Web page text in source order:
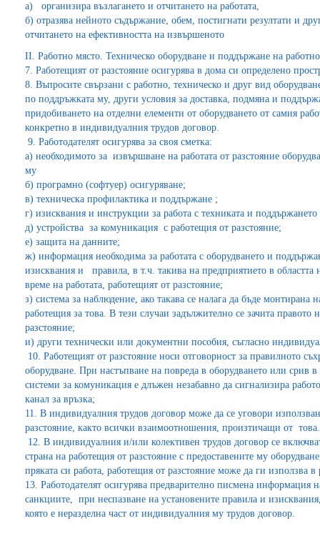
а) организира възлагането и отчитането на работата,
б) отразява нейното съдържание, обем, постигнати резултати и
отчитането на ефективността на извършеното
ІІ. Работно място. Техническо оборудване и поддържане на
7. Работещият от разстояние осигурява в дома си определено
8. Въпросите свързани с работно, техническо и друг вид
по поддръжката му, други условия за доставка, подмяна и
придобиването на отделни елементи от оборудването от самия
конкретно в индивидуалния трудов договор.
9. Работодателят осигурява за своя сметка:
а) необходимото за извършване на работата от разстояние
му
б) програмно (софтуер) осигуряване;
в) техническа профилактика и поддържане ;
г) изисквания и инструкции за работа с техниката и
д) устройства за комуникация с работещия от разстояние;
е) защита на данните;
ж) информация необходима за работата с оборудването и
изисквания и правила, в т.ч. такива на предприятието в
време на работата, работещият от разстояние;
з) система за наблюдение, ако такава се налага да бъде монтирана
работещия за това. В тези случаи задължително се зачита правото
разстояние;
и) други технически или документни пособия, съгласно
10. Работещият от разстояние носи отговорност за правилното
оборудване. При настъпване на повреда в оборудването или
системи за комуникация е длъжен незабавно да сигнализира
канал за връзка;
11. В индивидуалния трудов договор може да се уговори
разстояние, както всички взаимоотношения, произтичащи от това.
12. В индивидуалния и/или колективен трудов договор се
страна на работещия от разстояние с предоставените му
пряката си работа, работещия от разстояние може да ги използва
13. Работодателят осигурява предварително писмена информация
санкциите, при неспазване на установените правила и
която е неразделна част от индивидуалния му трудов договор.